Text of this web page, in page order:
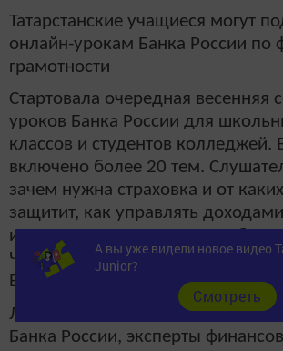
Татарстанские учащиеся могут
онлайн-урокам Банка России по
грамотности
Стартовала очередная весенняя
уроков Банка России для
классов и студентов колледжей.
включено более 20 тем.
зачем нужна страховка и от
защитит, как управлять
и не попасться на уловки
Часть вопросов может
ЕГЭ по обществознанию.
Лекторами на уроках будут
Банка России, эксперты
А вы уже видели новое видео
Junior?
Cмотреть